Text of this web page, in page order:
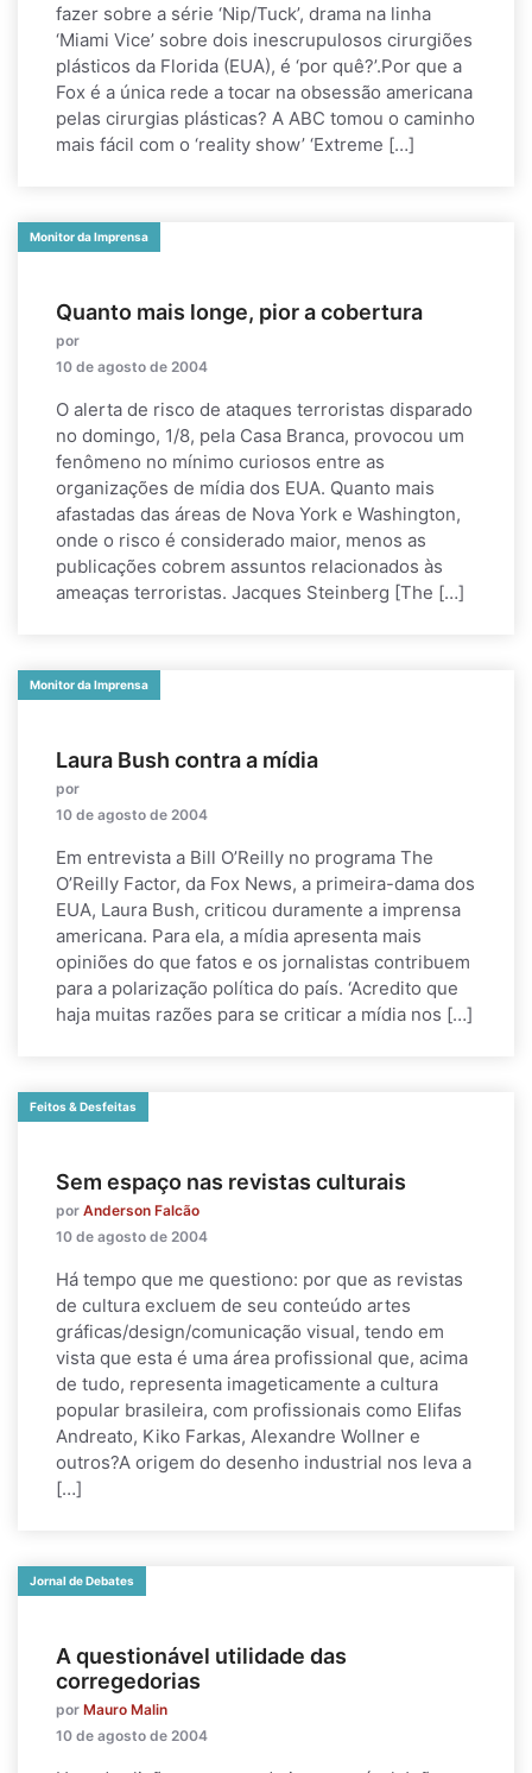
fazer sobre a série ‘Nip/Tuck’, drama na linha
‘Miami Vice’ sobre dois inescrupulosos cirurgiões
plásticos da Florida (EUA), é ‘por quê?’.Por que a
Fox é a única rede a tocar na obsessão americana
pelas cirurgias plásticas? A ABC tomou o caminho
mais fácil com o ‘reality show’ ‘Extreme […]
Monitor da Imprensa
Quanto mais longe, pior a cobertura
por
10 de agosto de 2004
O alerta de risco de ataques terroristas disparado
no domingo, 1/8, pela Casa Branca, provocou um
fenômeno no mínimo curiosos entre as
organizações de mídia dos EUA. Quanto mais
afastadas das áreas de Nova York e Washington,
onde o risco é considerado maior, menos as
publicações cobrem assuntos relacionados às
ameaças terroristas. Jacques Steinberg [The […]
Monitor da Imprensa
Laura Bush contra a mídia
por
10 de agosto de 2004
Em entrevista a Bill O’Reilly no programa The
O’Reilly Factor, da Fox News, a primeira-dama dos
EUA, Laura Bush, criticou duramente a imprensa
americana. Para ela, a mídia apresenta mais
opiniões do que fatos e os jornalistas contribuem
para a polarização política do país. ‘Acredito que
haja muitas razões para se criticar a mídia nos […]
Feitos & Desfeitas
Sem espaço nas revistas culturais
por Anderson Falcão
10 de agosto de 2004
Há tempo que me questiono: por que as revistas
de cultura excluem de seu conteúdo artes
gráficas/design/comunicação visual, tendo em
vista que esta é uma área profissional que, acima
de tudo, representa imageticamente a cultura
popular brasileira, com profissionais como Elifas
Andreato, Kiko Farkas, Alexandre Wollner e
outros?A origem do desenho industrial nos leva a
[…]
Jornal de Debates
A questionável utilidade das
corregedorias
por Mauro Malin
10 de agosto de 2004